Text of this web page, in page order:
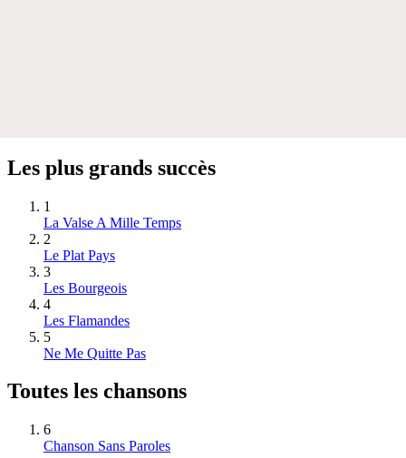
Les plus grands succès
1
La Valse A Mille Temps
2
Le Plat Pays
3
Les Bourgeois
4
Les Flamandes
5
Ne Me Quitte Pas
Toutes les chansons
6
Chanson Sans Paroles